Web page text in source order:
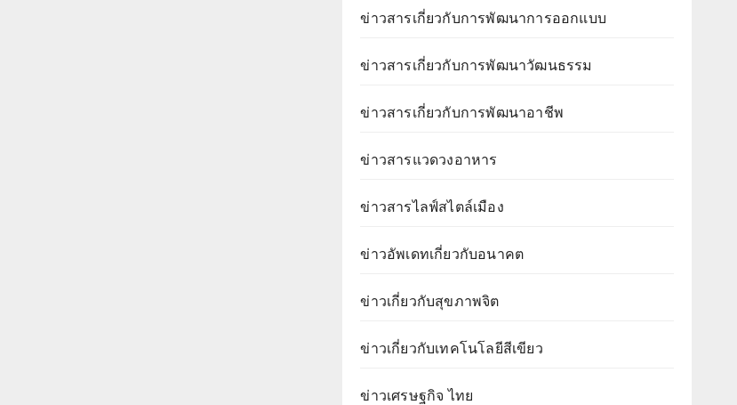
ข่าวสารเกี่ยวกับการพัฒนาการออกแบบ
ข่าวสารเกี่ยวกับการพัฒนาวัฒนธรรม
ข่าวสารเกี่ยวกับการพัฒนาอาชีพ
ข่าวสารแวดวงอาหาร
ข่าวสารไลฟ์สไตล์เมือง
ข่าวอัพเดทเกี่ยวกับอนาคต
ข่าวเกี่ยวกับสุขภาพจิต
ข่าวเกี่ยวกับเทคโนโลยีสีเขียว
ข่าวเศรษฐกิจ ไทย